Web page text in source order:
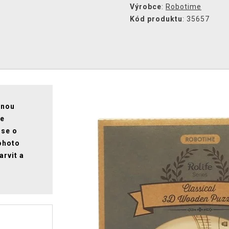
Výrobce: Robotime
Kód produktu: 35657
o
a